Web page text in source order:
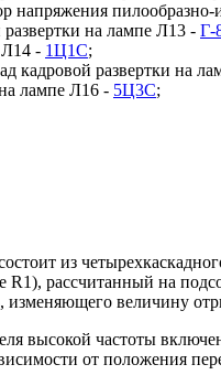
напряжения
на лампе Л13 - Г-
- 1Ц1С;
кадровой развертки на
лампе Л16 - 5Ц3С;
из
R1), рассчитанный на
изменяющего величину
высокой частоты
от положения